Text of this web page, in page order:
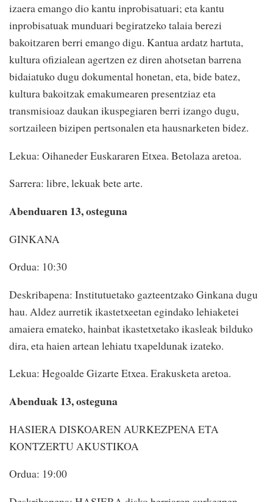
izaera emango dio kantu inprobisatuari; eta kantu
inprobisatuak munduari begiratzeko talaia berezi
bakoitzaren berri emango digu. Kantua ardatz hartuta,
kultura ofizialean agertzen ez diren ahotsetan barrena
bidaiatuko dugu dokumental honetan, eta, bide batez,
kultura bakoitzak emakumearen presentziaz eta
transmisioaz daukan ikuspegiaren berri izango dugu,
sortzaileen bizipen pertsonalen eta hausnarketen bidez.
Lekua: Oihaneder Euskararen Etxea. Betolaza aretoa.
Sarrera: libre, lekuak bete arte.
Abenduaren 13, osteguna
GINKANA
Ordua: 10:30
Deskribapena: Institutuetako gazteentzako Ginkana dugu
hau. Aldez aurretik ikastetxeetan egindako lehiaketei
amaiera emateko, hainbat ikastetxetako ikasleak bilduko
dira, eta haien artean lehiatu txapeldunak izateko.
Lekua: Hegoalde Gizarte Etxea. Erakusketa aretoa.
Abenduak 13, osteguna
HASIERA DISKOAREN AURKEZPENA ETA
KONTZERTU AKUSTIKOA
Ordua: 19:00